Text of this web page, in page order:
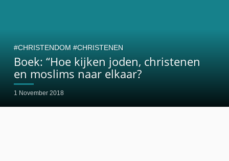
Boek: “Hoe kijken joden, christenen
en moslims naar elkaar?
1 November 2018
CHRISTENDOM CHRISTENEN